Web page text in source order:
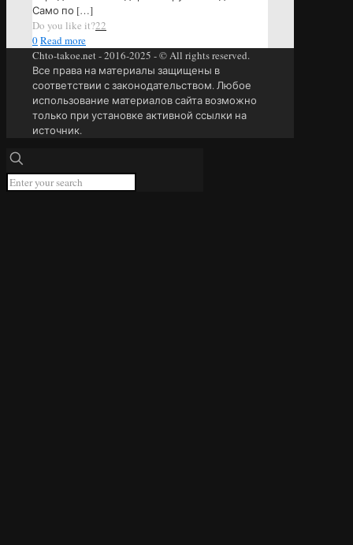
Само по […]
Do you like it?22
0Read more
Chto-takoe.net - 2016-2025 - © All rights reserved.
Все права на материалы защищены в
соответствии с законодательством. Любое
использование материалов сайта возможно
только при установке активной ссылки на
источник.